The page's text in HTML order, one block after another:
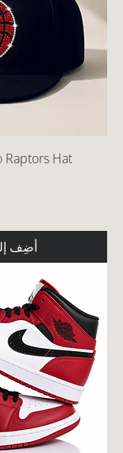
Raptors Hat
أضِف